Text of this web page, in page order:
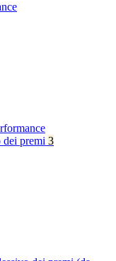
dei premi 3